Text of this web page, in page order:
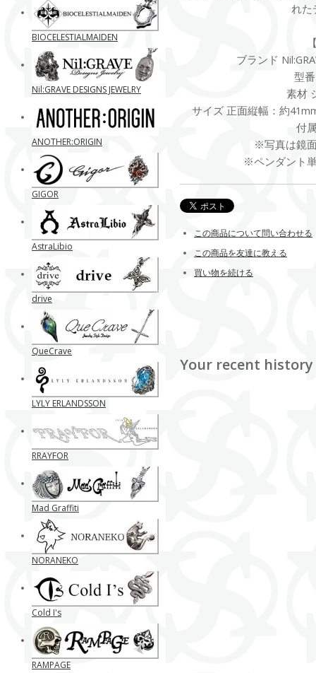
れた
ブランド
型
素材
サイズ 正面縦幅：約
付
※写真は鏡
※ペンダント
この商品について問い合わせる
この商品を友達に教える
買い物を続ける
Your recent history
BIOCELESTIALMAIDEN
Nil:GRAVE DESIGNS JEWELRY
ANOTHER:ORIGIN
GIGOR
AstraLibio
drive
QueCrave
LYLY ERLANDSSON
RRAYFOR
Mad Graffiti
NORANEKO
Cold I's
RAMPAGE